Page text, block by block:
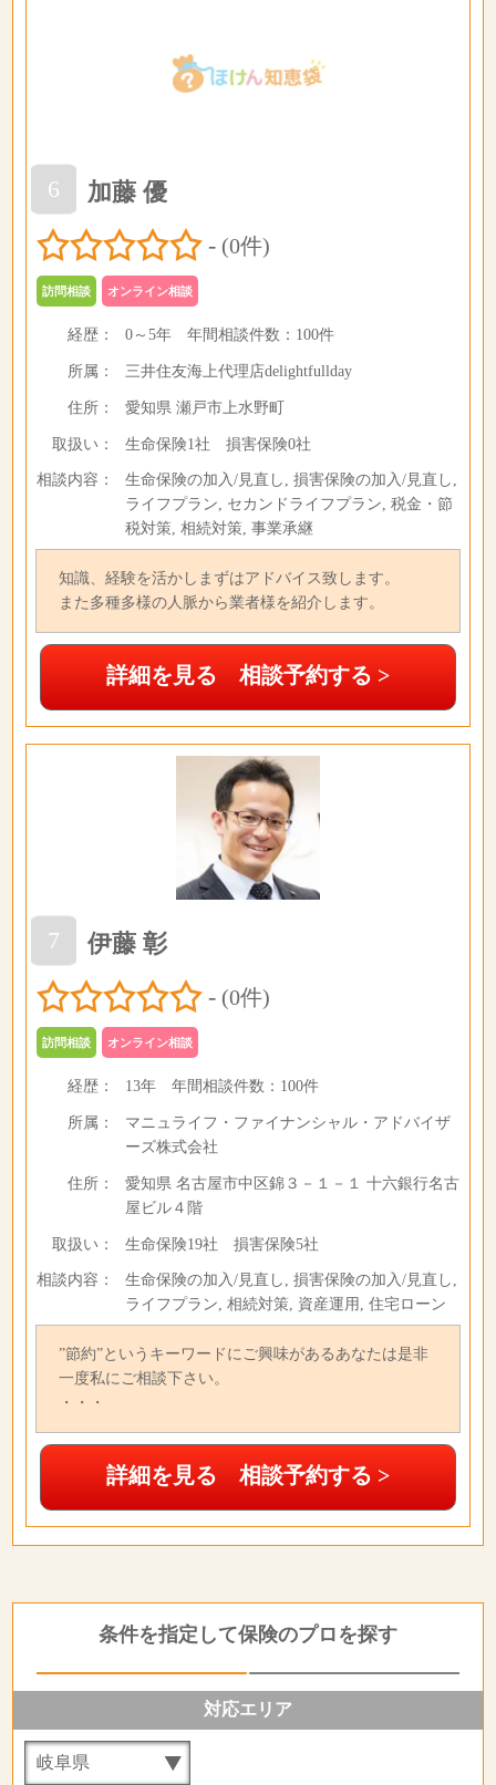
6
加藤 優
- (0件)
訪問相談 オンライン相談
経歴： 0～5年年間相談件数： 100件
所属： 三井住友海上代理店delightfullday
住所： 愛知県 瀬戸市上水野町
取扱い： 生命保険1社 損害保険0社
相談内容：
生命保険の加入/見直し, 損害保険の加入/見直し,
ライフプラン, セカンドライフプラン, 税金・節
税対策, 相続対策, 事業承継
知識、経験を活かしまずはアドバイス致します。
また多種多様の人脈から業者様を紹介します。
詳細を見る 相談予約する >
7
伊藤 彰
- (0件)
訪問相談 オンライン相談
経歴： 13年年間相談件数： 100件
所属：
マニュライフ・ファイナンシャル・アドバイザ
ーズ株式会社
住所：
愛知県 名古屋市中区錦３－１－１ 十六銀行名古
屋ビル４階
取扱い： 生命保険19社 損害保険5社
相談内容：
生命保険の加入/見直し, 損害保険の加入/見直し,
ライフプラン, 相続対策, 資産運用, 住宅ローン
”節約”というキーワードにご興味があるあなたは是非
一度私にご相談下さい。
・・・
詳細を見る 相談予約する >
条件を指定して保険のプロを探す
対応エリア